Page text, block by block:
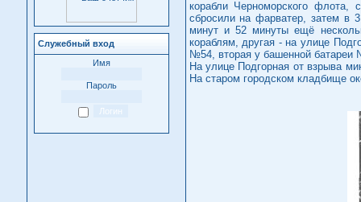
Служебный вход
Имя
Пароль
корабли Черноморского
сбросили на фарватер, затем
минут и 52 минуты ещё
кораблям, другая - на улице
№54, вторая у башенной батареи
На улице Подгорная от взрыва
На старом городском кладбище